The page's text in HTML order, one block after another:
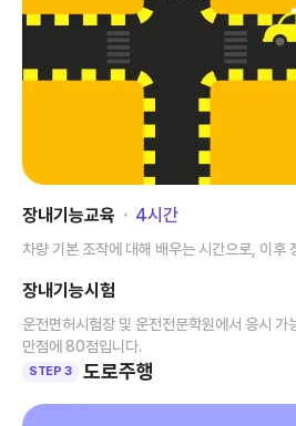
장내기능교육 ･ 4시간
차량 기본 조작에 대해 배우는 시간으로, 이후
장내기능시험
운전면허시험장 및 운전전문학원에서 응시
만점에 80점입니다.
STEP 3 도로주행